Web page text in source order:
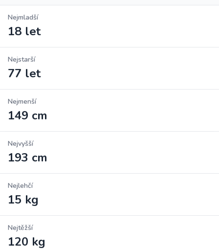
Nejmladší
18 let
Nejstarší
77 let
Nejmenší
149 cm
Nejvyšší
193 cm
Nejlehčí
15 kg
Nejtěžší
120 kg